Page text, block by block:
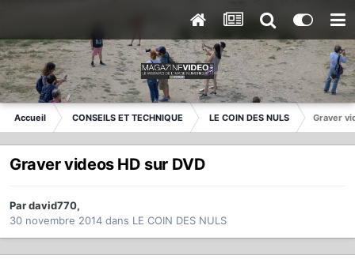
Accueil CONSEILS ET TECHNIQUE LE COIN DES NULS Graver
Graver videos HD sur DVD
Pardavid770,
30 novembre 2014 dans LE COIN DES NULS